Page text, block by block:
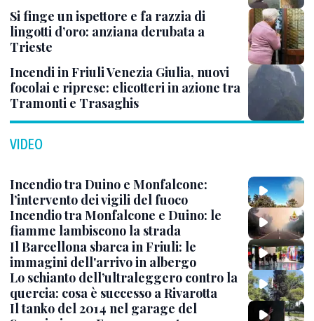
Si finge un ispettore e fa razzia di
lingotti d’oro: anziana derubata a
Trieste
Incendi in Friuli Venezia Giulia, nuovi
focolai e riprese: elicotteri in azione tra
Tramonti e Trasaghis
VIDEO
Incendio tra Duino e Monfalcone:
l’intervento dei vigili del fuoco
Incendio tra Monfalcone e Duino: le
fiamme lambiscono la strada
Il Barcellona sbarca in Friuli: le
immagini dell'arrivo in albergo
Lo schianto dell’ultraleggero contro la
quercia: cosa è successo a Rivarotta
Il tanko del 2014 nel garage del